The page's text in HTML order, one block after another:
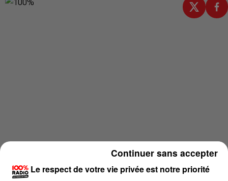
Le respect de votre vie privée est notre priorité
Continuer sans accepter